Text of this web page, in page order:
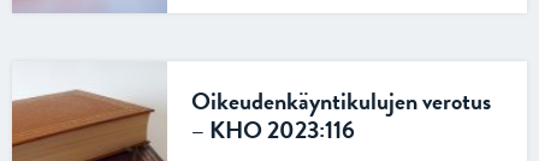
Oikeudenkäyntikulujen verotus
– KHO 2023:116